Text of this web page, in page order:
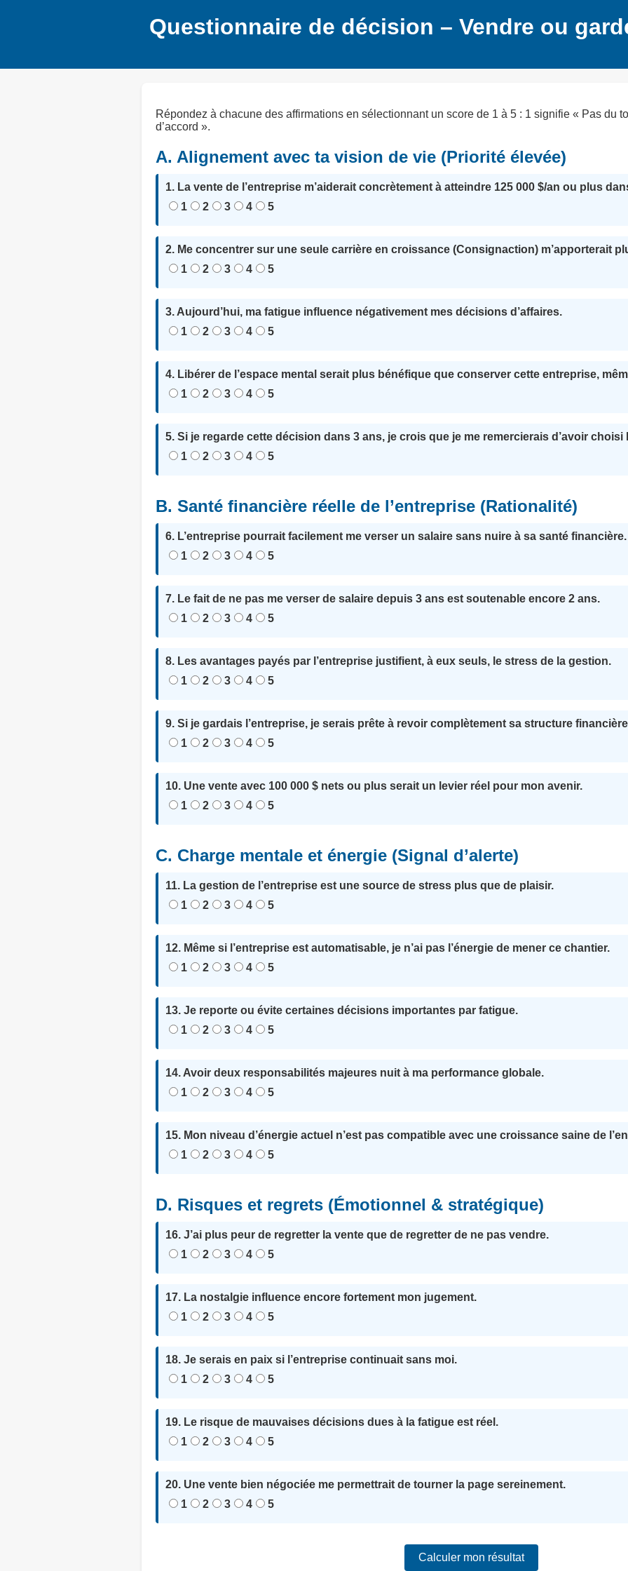
Questionnaire de décision – Vendre ou
Répondez à chacune des affirmations en sélectionnant un score de 1 à 5 : 1 signifie « Pas du
d’accord ».
A. Alignement avec ta vision de vie (Priorité élevée)
1. La vente de l’entreprise m’aiderait concrètement à atteindre 125 000 $/an ou plus
1
2 3 4 5
2. Me concentrer sur une seule carrière en croissance (Consignaction) m’apporterait
1
2 3 4 5
3. Aujourd’hui, ma fatigue influence négativement mes décisions d’affaires.
1
2 3 4 5
4. Libérer de l’espace mental serait plus bénéfique que conserver cette entreprise,
1
2 3 4 5
5. Si je regarde cette décision dans 3 ans, je crois que je me remercierais d’avoir choisi
1
2 3 4 5
B. Santé financière réelle de l’entreprise (Rationalité)
6. L’entreprise pourrait facilement me verser un salaire sans nuire à sa santé financière.
1
2 3 4 5
7. Le fait de ne pas me verser de salaire depuis 3 ans est soutenable encore 2 ans.
1
2 3 4 5
8. Les avantages payés par l’entreprise justifient, à eux seuls, le stress de la gestion.
1
2 3 4 5
9. Si je gardais l’entreprise, je serais prête à revoir complètement sa structure
1
2 3 4 5
10. Une vente avec 100 000 $ nets ou plus serait un levier réel pour mon avenir.
1
2 3 4 5
C. Charge mentale et énergie (Signal d’alerte)
11. La gestion de l’entreprise est une source de stress plus que de plaisir.
1
2 3 4 5
12. Même si l’entreprise est automatisable, je n’ai pas l’énergie de mener ce chantier.
1
2 3 4 5
13. Je reporte ou évite certaines décisions importantes par fatigue.
1
2 3 4 5
14. Avoir deux responsabilités majeures nuit à ma performance globale.
1
2 3 4 5
15. Mon niveau d’énergie actuel n’est pas compatible avec une croissance saine de
1
2 3 4 5
D. Risques et regrets (Émotionnel & stratégique)
16. J’ai plus peur de regretter la vente que de regretter de ne pas vendre.
1
2 3 4 5
17. La nostalgie influence encore fortement mon jugement.
1
2 3 4 5
18. Je serais en paix si l’entreprise continuait sans moi.
1
2 3 4 5
19. Le risque de mauvaises décisions dues à la fatigue est réel.
1
2 3 4 5
20. Une vente bien négociée me permettrait de tourner la page sereinement.
1
2 3 4 5
Calculer mon résultat